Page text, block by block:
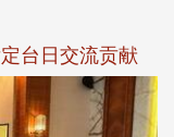
台日交流贡献